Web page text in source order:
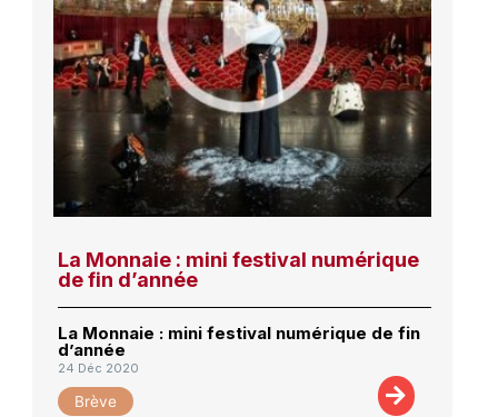
La Monnaie : mini festival numérique
de fin d’année
La Monnaie : mini festival numérique de fin
d’année
24 Déc 2020
Brève